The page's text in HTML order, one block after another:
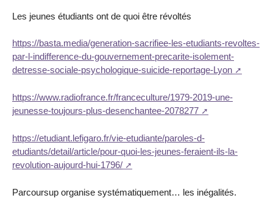
Les jeunes étudiants ont de quoi être révoltés
https://basta.media/generation-sacrifiee-les-etudiants-revoltes-
par-l-indifference-du-gouvernement-precarite-isolement-
detresse-sociale-psychologique-suicide-reportage-Lyon
https://www.radiofrance.fr/franceculture/1979-2019-une-
jeunesse-toujours-plus-desenchantee-2078277
https://etudiant.lefigaro.fr/vie-etudiante/paroles-d-
etudiants/detail/article/pour-quoi-les-jeunes-feraient-ils-la-
revolution-aujourd-hui-1796/
Parcoursup organise systématiquement… les inégalités.